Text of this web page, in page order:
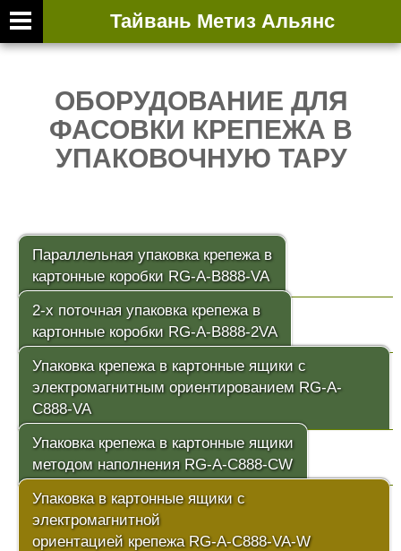
Тайвань Метиз АльянсВТОРИЧНАЯ
ОБОРУДОВАНИЕ ДЛЯ
ФАСОВКИ КРЕПЕЖА В
УПАКОВОЧНУЮ ТАРУ
Параллельная упаковка крепежа в
картонные коробки RG-A-B888-VA
2-х поточная упаковка крепежа в
картонные коробки RG-A-B888-2VA
Упаковка крепежа в картонные ящики с
электромагнитным ориентированием RG-A-
C888-VA
Упаковка крепежа в картонные ящики
методом наполнения RG-A-C888-CW
Упаковка в картонные ящики с
электромагнитной
ориентацией крепежа RG-A-C888-VA-W